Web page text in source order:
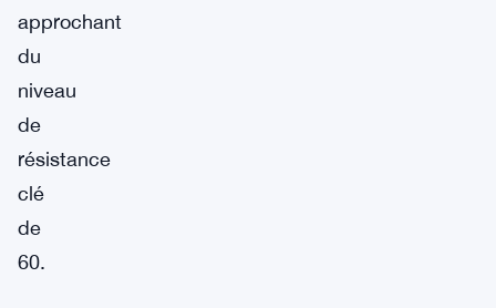
approchant
du
niveau
de
résistance
clé
de
60.